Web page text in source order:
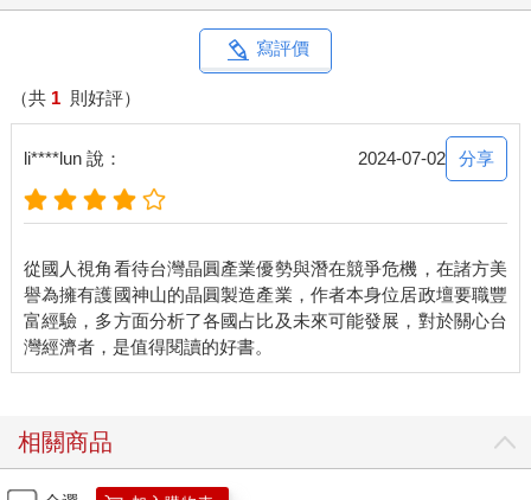
寫評價
（共 1 則好評）
li****lun 說： 2024-07-02 分享
從國人視角看待台灣晶圓產業優勢與潛在競爭危機，在諸方美
譽為擁有護國神山的晶圓製造產業，作者本身位居政壇要職豐
富經驗，多方面分析了各國占比及未來可能發展，對於關心台
相關商品